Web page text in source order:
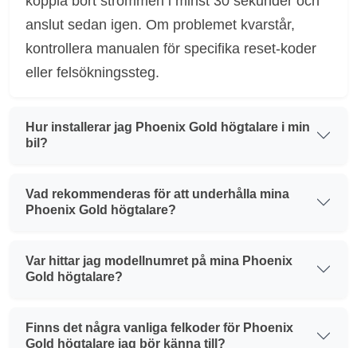
anslut sedan igen. Om problemet kvarstår,
kontrollera manualen för specifika reset-koder
eller felsökningssteg.
Hur installerar jag Phoenix Gold högtalare i min
bil?
Vad rekommenderas för att underhålla mina
Phoenix Gold högtalare?
Var hittar jag modellnumret på mina Phoenix
Gold högtalare?
Finns det några vanliga felkoder för Phoenix
Gold högtalare jag bör känna till?